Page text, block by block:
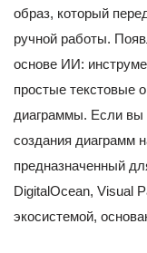
образ, который
ручной работы.
основе ИИ:
простые текстовые
диаграммы. Если вы
создания диаграмм
предназначенный
DigitalOcean, Visual
экосистемой,